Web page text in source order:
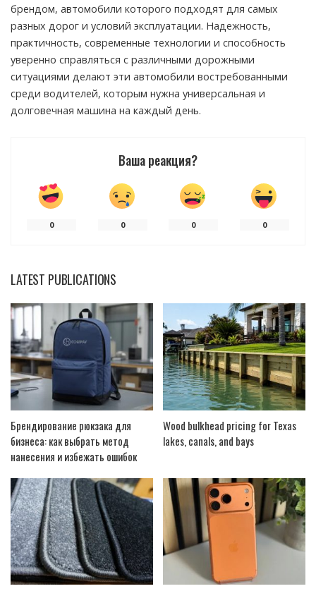
брендом, автомобили которого подходят для самых
разных дорог и условий эксплуатации. Надежность,
практичность, современные технологии и способность
уверенно справляться с различными дорожными
ситуациями делают эти автомобили востребованными
среди водителей, которым нужна универсальная и
долговечная машина на каждый день.
Ваша реакция?
0 0 0 0
LATEST PUBLICATIONS
Брендирование рюкзака для
бизнеса: как выбрать метод
нанесения и избежать ошибок
Wood bulkhead pricing for Texas
lakes, canals, and bays